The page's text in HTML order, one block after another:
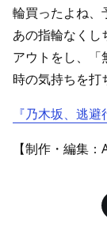
輪買ったよね、
あの指輪なくし
アウトをし、「
時の気持ちを打
『乃木坂、逃
【制作・編集